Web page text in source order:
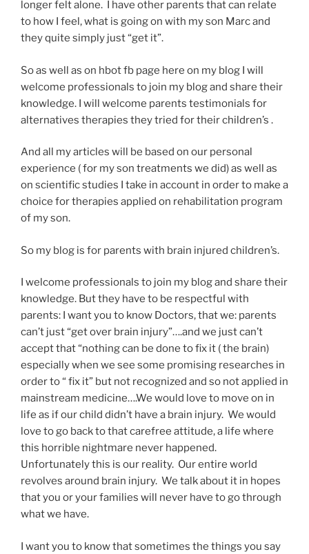
longer felt alone. I have other parents that can relate
to how I feel, what is going on with my son Marc and
they quite simply just “get it”.
So as well as on hbot fb page here on my blog I will
welcome professionals to join my blog and share their
knowledge. I will welcome parents testimonials for
alternatives therapies they tried for their children’s .
And all my articles will be based on our personal
experience ( for my son treatments we did) as well as
on scientific studies I take in account in order to make a
choice for therapies applied on rehabilitation program
of my son.
So my blog is for parents with brain injured children’s.
I welcome professionals to join my blog and share their
knowledge. But they have to be respectful with
parents: I want you to know Doctors, that we: parents
can’t just “get over brain injury”….and we just can’t
accept that “nothing can be done to fix it ( the brain)
especially when we see some promising researches in
order to “ fix it” but not recognized and so not applied in
mainstream medicine….We would love to move on in
life as if our child didn’t have a brain injury. We would
love to go back to that carefree attitude, a life where
this horrible nightmare never happened.
Unfortunately this is our reality. Our entire world
revolves around brain injury. We talk about it in hopes
that you or your families will never have to go through
what we have.
I want you to know that sometimes the things you say